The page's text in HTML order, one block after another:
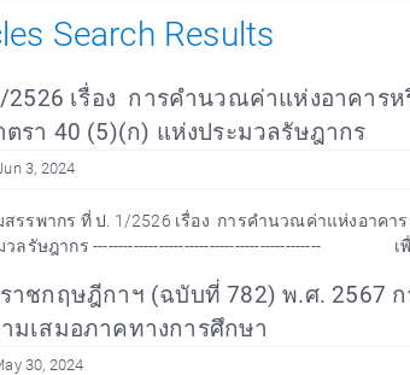
Search Results
เรื่อง การคำนวณค่าแห่งอาคารห
รา 40 (5)(ก) แห่งประมวลรัษฎากร
3, 2024
สรรพากร ที่ ป. 1/2526 เรื่อง การคำนวณค่าแห่งอาคา
วลรัษฎากร --------------------------------------------- เ
าชกฤษฎีกาฯ (ฉบับที่ 782) พ.ศ. 2567
มเสมอภาคทางการศึกษา
30, 2024